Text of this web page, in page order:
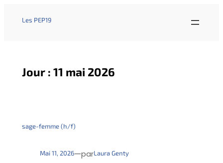
Les PEP19
Jour : 11 mai 2026
sage-femme (h/f)
Mai 11, 2026—parLaura Genty